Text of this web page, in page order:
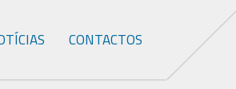
CONTACTOS